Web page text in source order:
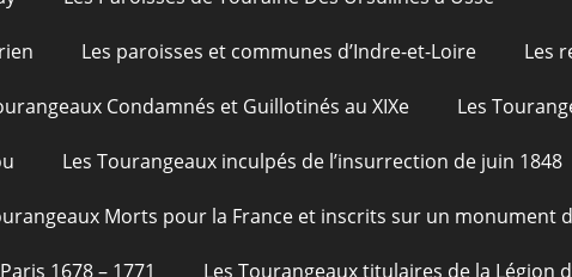
Les paroisses et communes d’Indre-et-Loire Les
Condamnés et Guillotinés au XIXe Les
Les Tourangeaux inculpés de l’insurrection de juin 1848
Morts pour la France et inscrits sur un monument
1678 – 1771 Les Tourangeaux titulaires de la Légion